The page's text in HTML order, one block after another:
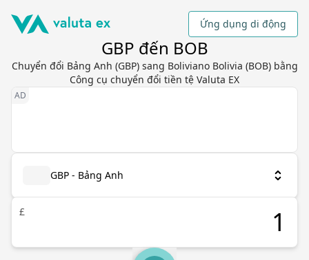
Ứng dụng di động
GBP đến BOB
Chuyển đổi Bảng Anh (GBP) sang Boliviano Bolivia (BOB) bằng
Công cụ chuyển đổi tiền tệ Valuta EX
GBP - Bảng Anh
£